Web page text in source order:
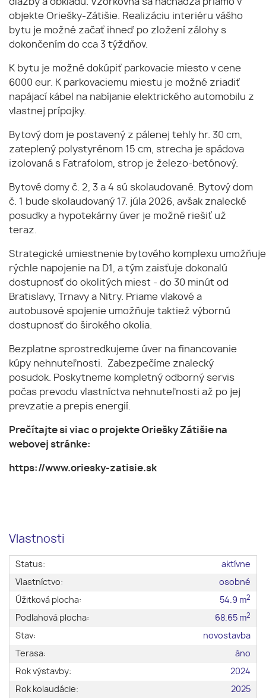
objekte Oriešky-Zátišie. Realizáciu interiéru vášho
bytu je možné začať ihneď po zložení zálohy s
dokončením do cca 3 týždňov.
K bytu je možné dokúpiť parkovacie miesto v cene
6000 eur. K parkovaciemu miestu je možné zriadiť
napájací kábel na nabíjanie elektrického automobilu z
vlastnej prípojky.
Bytový dom je postavený z pálenej tehly hr. 30 cm,
zateplený polystyrénom 15 cm, strecha je spádova
izolovaná s Fatrafolom, strop je železo-betónový.
Bytové domy č. 2, 3 a 4 sú skolaudované. Bytový dom
č. 1 bude skolaudovaný 17. júla 2026, avšak znalecké
posudky a hypotekárny úver je možné riešiť už
teraz.
Strategické umiestnenie bytového komplexu umožňuje
rýchle napojenie na D1, a tým zaisťuje dokonalú
dostupnosť do okolitých miest - do 30 minút od
Bratislavy, Trnavy a Nitry. Priame vlakové a
autobusové spojenie umožňuje taktiež výbornú
dostupnosť do širokého okolia.
Bezplatne sprostredkujeme úver na financovanie
kúpy nehnuteľnosti. Zabezpečíme znalecký
posudok. Poskytneme kompletný odborný servis
počas prevodu vlastníctva nehnuteľnosti až po jej
prevzatie a prepis energií.
Prečítajte si viac o projekte Oriešky Zátišie na
webovej stránke:
https://www.oriesky-zatisie.sk
Vlastnosti
Status:
aktívne
Vlastníctvo:
osobné
Úžitková plocha:
54.9 m2
Podlahová plocha: 68.65 m2
Stav:
novostavba
Terasa:
áno
Rok výstavby:
2024
Rok kolaudácie:
2025